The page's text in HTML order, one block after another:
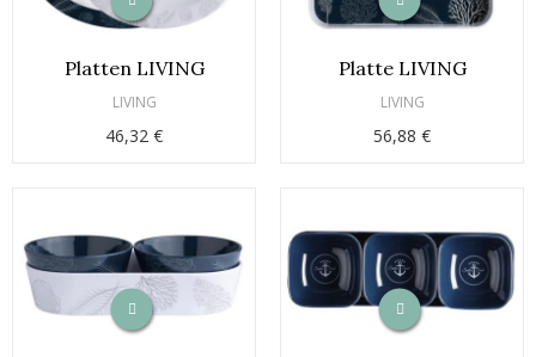
Platten LIVING
LIVING
46,32 €
Platte LIVING
LIVING
56,88 €